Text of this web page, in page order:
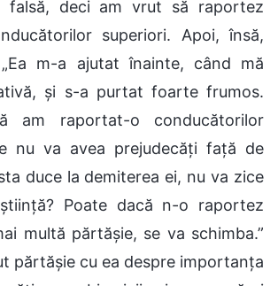
falsă, deci am vrut să raportez
superiori. Apoi, însă,
m-a ajutat înainte, când mă
și s-a purtat foarte frumos.
am raportat-o conducătorilor
nu va avea prejudecăți față de
duce la demiterea ei, nu va zice
Poate dacă n-o raportez
multă părtășie, se va schimba.”
părtășie cu ea despre importanța